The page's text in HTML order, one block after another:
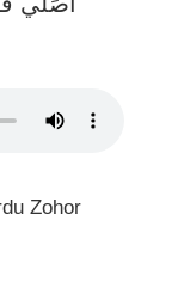
rukun
Zohor